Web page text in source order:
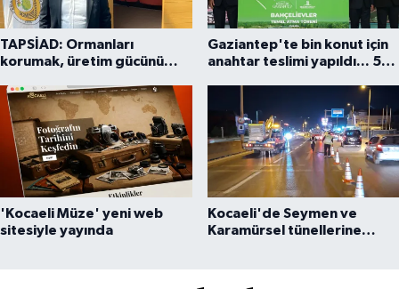
TAPSİAD: Ormanları
korumak, üretim gücünü
Gaziantep'te bin konut için
anahtar teslimi yapıldı... 5
'Kocaeli Müze' yeni web
sitesiyle yayında
Kocaeli'de Seymen ve
Karamürsel tünellerine